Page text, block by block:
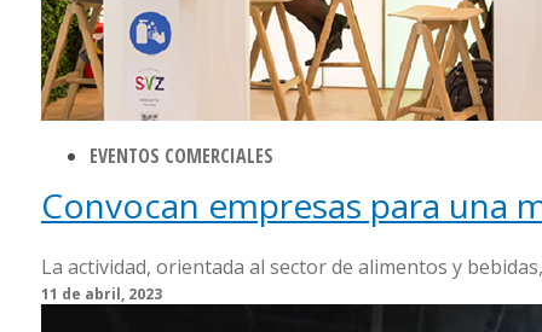
EVENTOS COMERCIALES
Convocan empresas para una
La actividad, orientada al sector de alimentos y
11 de abril, 2023